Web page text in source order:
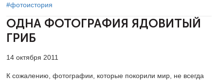
#фотоистория
ОДНА ФОТОГРАФИЯ ЯДОВИТЫЙ
ГРИБ
14 октября 2011
К сожалению, фотографии, которые покорили мир, не всегда